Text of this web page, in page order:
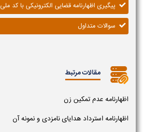
پیگیری اظهارنامه قضایی الکترونیکی با کد ملی
سوالات متداول
مقالات مرتبط
اظهارنامه عدم تمکین زن
اظهارنامه استرداد هدایای نامزدی و نمونه آن